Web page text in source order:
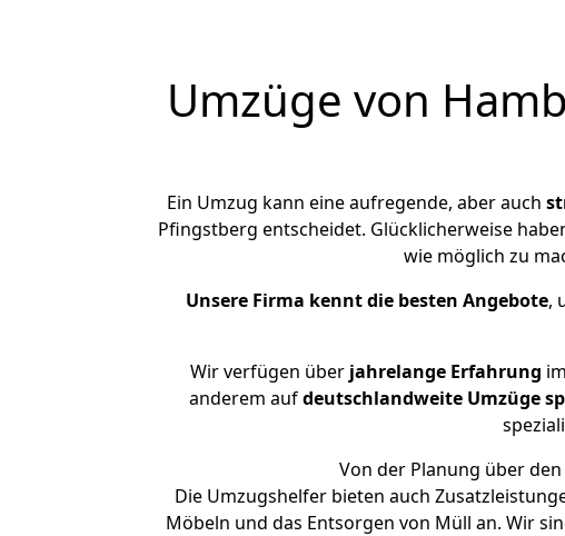
Umzüge von
Ein Umzug kann eine aufregende, aber auch
Pfingstberg entscheidet. Glücklicherweise
wie möglich zu
Unsere Firma kennt die besten Angebote,
Wir verfügen über jahrelange Erfahrung
anderem aufdeutschlandweite Umzüge
Von der Planung über
Die Umzugshelfer bieten auch
Möbeln und das Entsorgen von Müll an. Wir